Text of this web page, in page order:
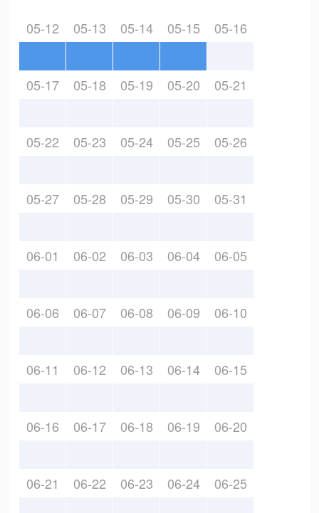
05-12 05-13 05-14 05-15 05-16
05-17 05-18 05-19 05-20 05-21
05-22 05-23 05-24 05-25 05-26
05-27 05-28 05-29 05-30 05-31
06-01 06-02 06-03 06-04 06-05
06-06 06-07 06-08 06-09 06-10
06-11 06-12 06-13 06-14 06-15
06-16 06-17 06-18 06-19 06-20
06-21 06-22 06-23 06-24 06-25